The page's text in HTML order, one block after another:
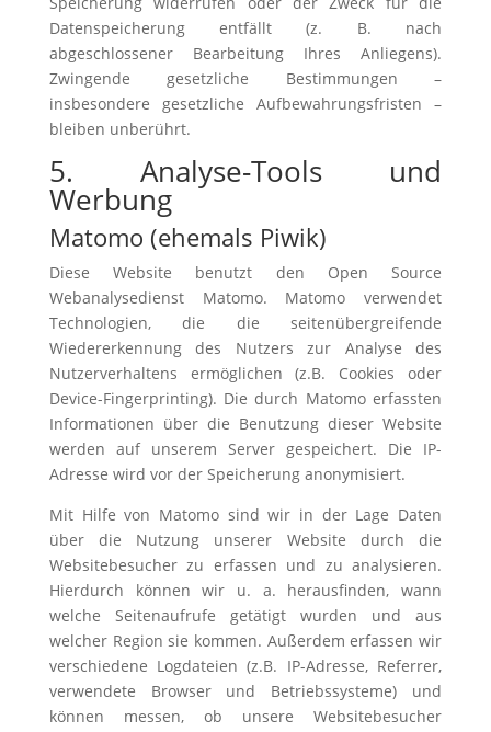
Datenspeicherung entfällt (z. B. nach
abgeschlossener Bearbeitung Ihres Anliegens).
Zwingende gesetzliche Bestimmungen –
insbesondere gesetzliche Aufbewahrungsfristen –
bleiben unberührt.
5. Analyse-Tools und
Werbung
Matomo (ehemals Piwik)
Diese Website benutzt den Open Source
Webanalysedienst Matomo. Matomo verwendet
Technologien, die die seitenübergreifende
Wiedererkennung des Nutzers zur Analyse des
Nutzerverhaltens ermöglichen (z.B. Cookies oder
Device-Fingerprinting). Die durch Matomo erfassten
Informationen über die Benutzung dieser Website
werden auf unserem Server gespeichert. Die IP-
Adresse wird vor der Speicherung anonymisiert.
Mit Hilfe von Matomo sind wir in der Lage Daten
über die Nutzung unserer Website durch die
Websitebesucher zu erfassen und zu analysieren.
Hierdurch können wir u. a. herausfinden, wann
welche Seitenaufrufe getätigt wurden und aus
welcher Region sie kommen. Außerdem erfassen wir
verschiedene Logdateien (z.B. IP-Adresse, Referrer,
verwendete Browser und Betriebssysteme) und
können messen, ob unsere Websitebesucher